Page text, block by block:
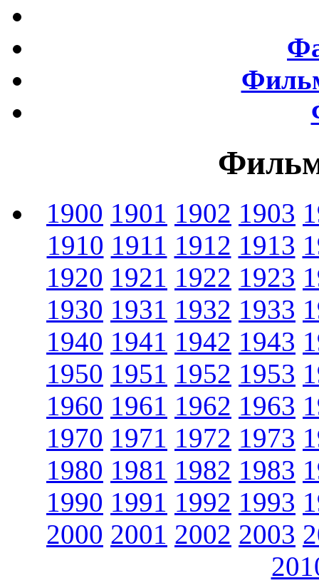
1900 1901 1902 1903
1910 1911 1912 1913
1920 1921 1922 1923
1930 1931 1932 1933
1940 1941 1942 1943
1950 1951 1952 1953
1960 1961 1962 1963
1970 1971 1972 1973
1980 1981 1982 1983
1990 1991 1992 1993
2000 2001 2002 2003